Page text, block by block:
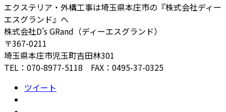
エクステリア・外構工事は埼玉県本庄市の『株式会社ディー
エスグランド』へ
株式会社D’s GRand（ディーエスグランド）
〒367-0211
埼玉県本庄市児玉町吉田林301
TEL：070-8977-5118 FAX：0495-37-0325
ツイート